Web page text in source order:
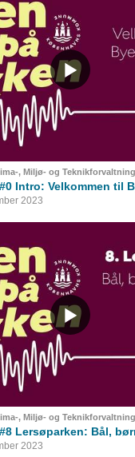
, Miljø- og
Intro: Velkommen til
2023
, Miljø- og
Lersøparken: Bål,
2023